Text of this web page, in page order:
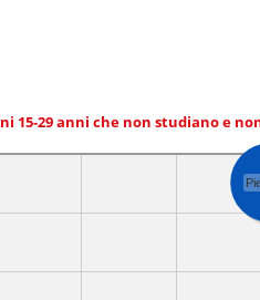
15-29 anni che non studiano e